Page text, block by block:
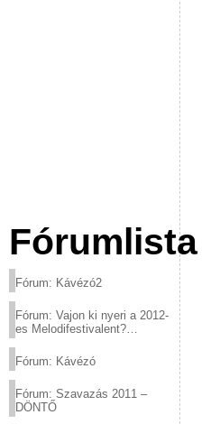
Fórumlista
Fórum: Kávézó2
Fórum: Vajon ki nyeri a 2012-
es Melodifestivalent?
Fórum: Kávézó
Fórum: Szavazás 2011 –
DÖNTŐ